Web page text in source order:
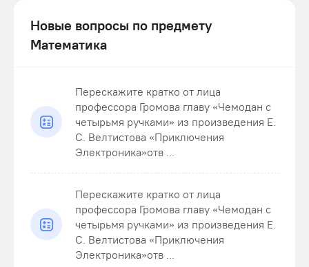
Новые вопросы по предмету
Математика
Перескажите кратко от лица
профессора Громова главу «Чемодан с
четырьмя ручками» из произведения Е.
С. Велтистова «Приключения
Электроника»отв ...
Перескажите кратко от лица
профессора Громова главу «Чемодан с
четырьмя ручками» из произведения Е.
С. Велтистова «Приключения
Электроника»отв ...